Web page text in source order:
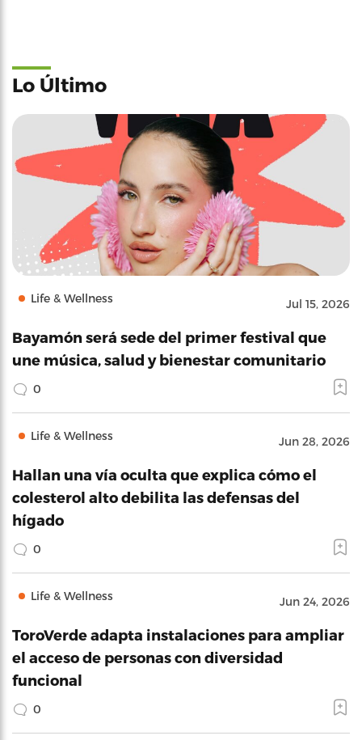
Lo Último
Life & Wellness Jul 15, 2026
Bayamón será sede del primer festival que
une música, salud y bienestar comunitario
0
Life & Wellness Jun 28, 2026
Hallan una vía oculta que explica cómo el
colesterol alto debilita las defensas del
hígado
0
Life & Wellness Jun 24, 2026
ToroVerde adapta instalaciones para ampliar
el acceso de personas con diversidad
funcional
0